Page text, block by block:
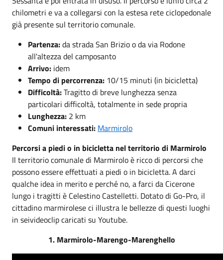
chilometri e va a collegarsi con la estesa rete ciclopedonale
già presente sul territorio comunale.
Partenza:da strada San Brizio o da via Rodone
all'altezza del camposanto
Arrivo: idem
Tempo di percorrenza: 10/15 minuti (in bicicletta)
Difficoltà:Tragitto di breve lunghezza senza
particolari difficoltà, totalmente in sede propria
Lunghezza: 2 km
Comuni interessati: Marmirolo
Percorsi a piedi o in bicicletta nel territorio di Marmirolo
Il territorio comunale di Marmirolo è ricco di percorsi che
possono essere effettuati a piedi o in bicicletta. A darci
qualche idea in merito e perché no, a farci da Cicerone
lungo i tragitti è Celestino Castelletti. Dotato di Go-Pro, il
cittadino marmirolese ci illustra le bellezze di questi luoghi
in seivideoclip caricati su Youtube.
1. Marmirolo-Marengo-Marenghello